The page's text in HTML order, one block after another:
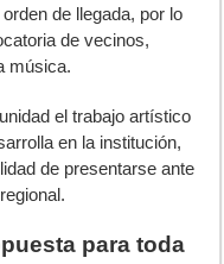
de llegada, por lo
de vecinos,
música.
el trabajo artístico
en la institución,
de presentarse ante
para toda